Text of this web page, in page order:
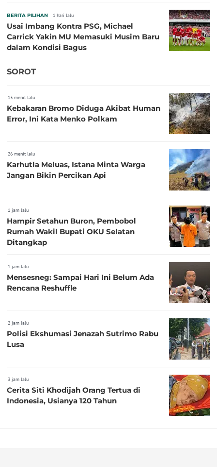
BERITA PILIHAN 1 hari lalu
Usai Imbang Kontra PSG, Michael
Carrick Yakin MU Memasuki Musim Baru
dalam Kondisi Bagus
SOROT
13 menit lalu
Kebakaran Bromo Diduga Akibat Human
Error, Ini Kata Menko Polkam
26 menit lalu
Karhutla Meluas, Istana Minta Warga
Jangan Bikin Percikan Api
1 jam lalu
Hampir Setahun Buron, Pembobol
Rumah Wakil Bupati OKU Selatan
Ditangkap
1 jam lalu
Mensesneg: Sampai Hari Ini Belum Ada
Rencana Reshuffle
2 jam lalu
Polisi Ekshumasi Jenazah Sutrimo Rabu
Lusa
3 jam lalu
Cerita Siti Khodijah Orang Tertua di
Indonesia, Usianya 120 Tahun